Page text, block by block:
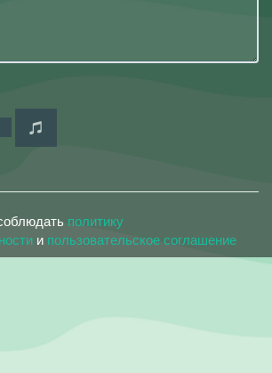
политику
и пользовательское соглашение